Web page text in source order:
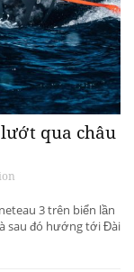
qua châu
3 trên biển lần
sau đó hướng tới Đài